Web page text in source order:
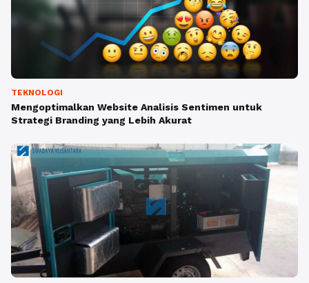
TEKNOLOGI
Mengoptimalkan Website Analisis Sentimen untuk
Strategi Branding yang Lebih Akurat